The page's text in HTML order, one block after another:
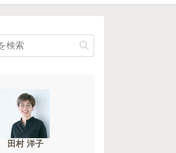
田村 洋子